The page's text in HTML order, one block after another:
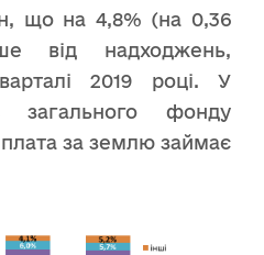
що на 4,8% (на 0,36
від надходжень,
2019 році. У
загального фонду
за землю займає